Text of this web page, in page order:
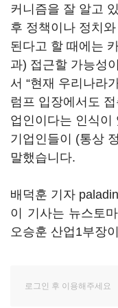
커니즘을 잘 알고
후 정책이나 정치
된다고 할 때에는
과) 접근할 가능성
서 “현재 우리나라
럼프 입장에서도
업인이다는 인식이
기업인들이 (통상
말했습니다.
배덕훈 기자
이 기사는 뉴스토
오승훈 산업1부장